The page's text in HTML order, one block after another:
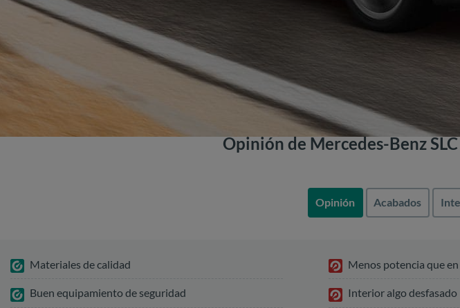
Opinión de Mercedes-Benz SLC
Opinión Acabados
Materiales de calidad
Buen equipamiento de seguridad
Menos potencia que
Interior algo desfasado